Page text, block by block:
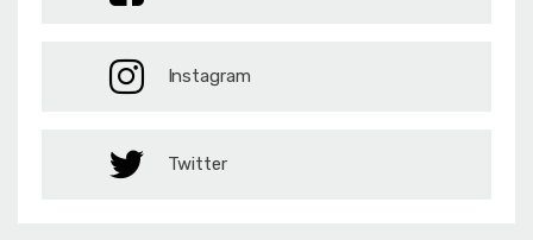
Instagram
Twitter